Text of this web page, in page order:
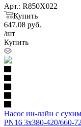
Арт.: R850X022
Купить
647.08 руб.
/шт
Купить
Насос ин-лайн с
PN16 3х380-420/660-